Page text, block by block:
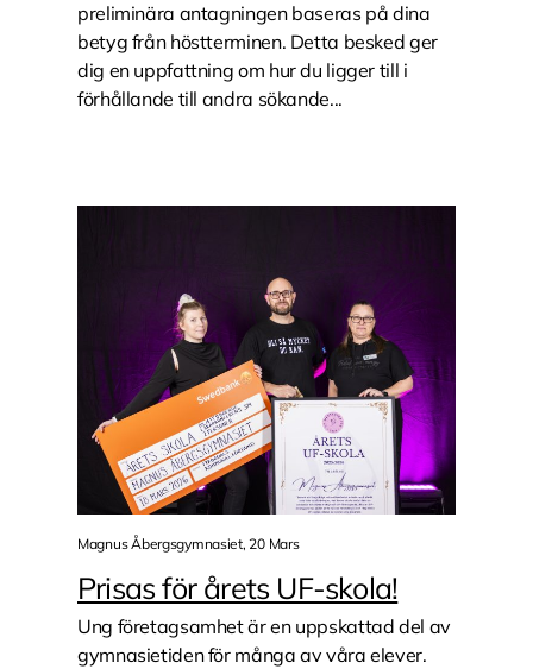
preliminära antagningen baseras på dina
betyg från höstterminen. Detta besked ger
dig en uppfattning om hur du ligger till i
förhållande till andra sökande...
Magnus Åbergsgymnasiet, 20 Mars
Prisas för årets UF-skola!
Ung företagsamhet är en uppskattad del av
gymnasietiden för många av våra elever.